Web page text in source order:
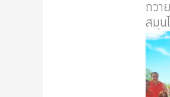
ถวา
สมุน